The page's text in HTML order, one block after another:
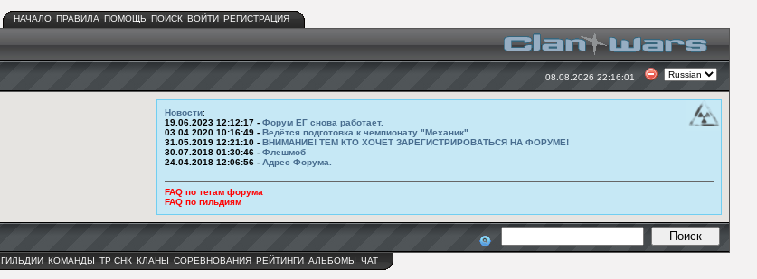
НАЧАЛО ПРАВИЛА ПОМОЩЬ ПОИСК ВОЙТИ РЕГИСТРАЦИЯ
08.08.2026 22:16:01
Новости:
19.06.2023 12:12:17 - Форум ЕГ снова работает.
03.04.2020 10:16:49 - Ведётся подготовка к чемпионату "Механик"
31.05.2019 12:21:10 - ВНИМАНИЕ! ТЕМ КТО ХОЧЕТ ЗАРЕГИСТРИРОВАТЬСЯ НА ФОРУМЕ!
30.07.2018 01:30:46 - Флешмоб
24.04.2018 12:06:56 - Адрес Форума.
FAQ по тегам форума
FAQ по гильдиям
ГИЛЬДИИ КОМАНДЫ ТР СНК КЛАНЫ СОРЕВНОВАНИЯ РЕЙТИНГИ АЛЬБОМЫ ЧАТ